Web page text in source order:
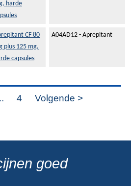
harde
CF 80
plus 125 mg,
capsules
A04AD12 - Aprepitant
4 Volgende >
goed